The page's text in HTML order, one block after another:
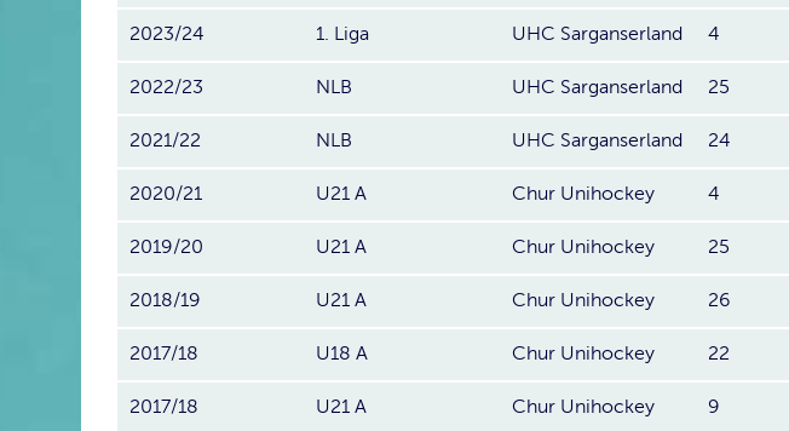
2023/24 1. Liga UHC Sarganserland 4
2022/23 NLB UHC Sarganserland 25
2021/22 NLB UHC Sarganserland 24
2020/21 U21 A Chur Unihockey 4
2019/20 U21 A Chur Unihockey 25
2018/19 U21 A Chur Unihockey 26
2017/18 U18 A Chur Unihockey 22
2017/18 U21 A Chur Unihockey 9